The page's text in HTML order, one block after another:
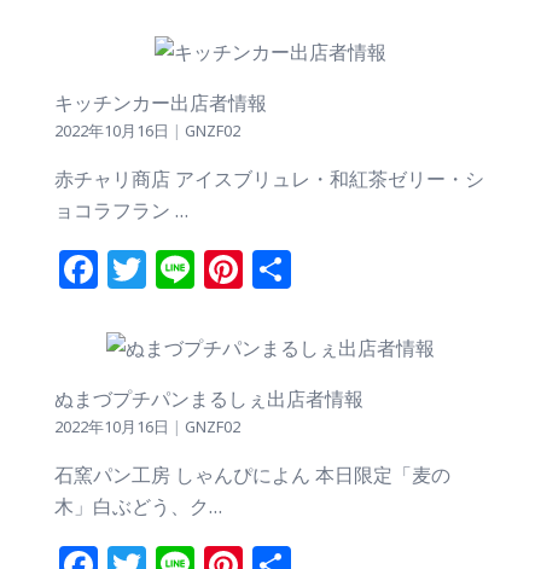
キッチンカー出店者情報
2022年10月16日 | GNZF02
赤チャリ商店 アイスブリュレ・和紅茶ゼリー・シ
ョコラフラン …
Facebook
Twitter
LinePinterest
ぬまづプチパンまるしぇ出店者情報
2022年10月16日 | GNZF02
石窯パン工房 しゃんぴによん 本日限定「麦の
木」白ぶどう、ク…